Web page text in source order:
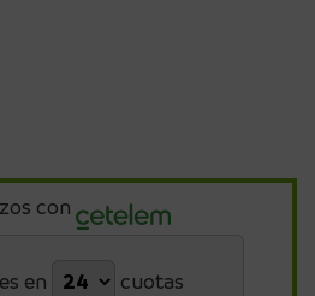
con
en cuotas